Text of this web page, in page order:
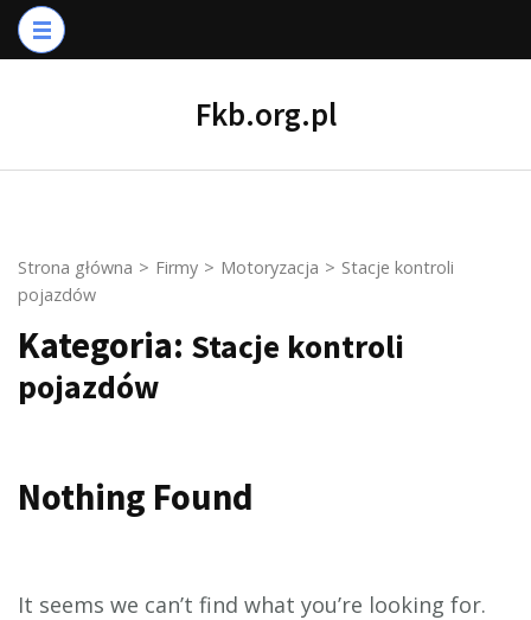
Skip
to
Fkb.org.pl
Strona główna > Firmy > Motoryzacja > Stacje kontroli
pojazdów
Kategoria: Stacje kontroli
pojazdów
Nothing Found
It seems we can’t find what you’re looking for.